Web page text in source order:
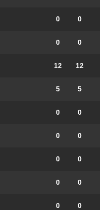
0 0
0 0
12 12
5 5
0 0
0 0
0 0
0 0
0 0